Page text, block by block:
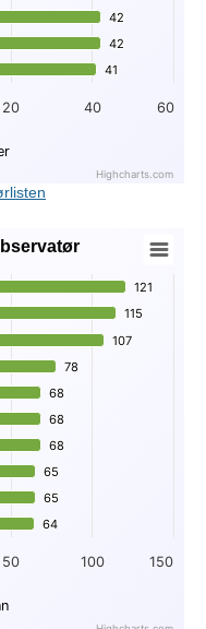
42
42
42
42
41
41
20 40 60
Highcharts.com
Data ranges from 64 to
121
121
115
115
107
107
78
78
68
68
68
68
68
68
65
65
65
65
64
64
50 100 150